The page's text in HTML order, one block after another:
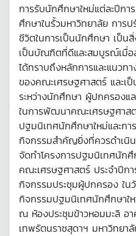
การรับนักศึกษาใหม่แต่ละปีก
ศึกษาในรั้วมหาวิทยาลัย การ
ชีวิตในการเป็นนักศึกษา เป็น
เป็นบัณฑิตที่ดีและสมบูรณ์เมื่อ
ได้ทราบถึงหลักการและแนวท
ของคณะเศรษฐศาสตร์ และเ
ระหว่างนักศึกษา ผู้ปกครองแ
ในการพัฒนาคณะเศรษฐศาส
ปฐมนิเทศนักศึกษาใหม่และก
กิจกรรมสำคัญยิ่งที่ควรดำเนิ
จัดทำโครงการปฐมนิเทศนัก
คณะเศรษฐศาสตร์ ประจำปีก
กิจกรรมประชุมผู้ปกครอง ใ
กิจกรรมปฐมนิเทศนักศึกษาใ
ณ ห้องประชุมข้าวหอมมะลิ อา
เทพรัตนราชสุดาฯ มหาวิทยาลั